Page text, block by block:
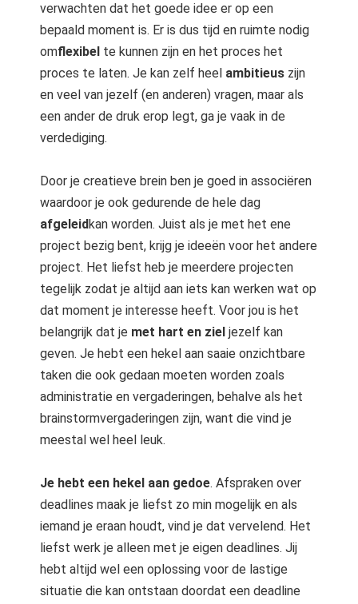
verwachten dat het goede idee er op een
bepaald moment is. Er is dus tijd en ruimte nodig
omflexibel te kunnen zijn en het proces het
proces te laten. Je kan zelf heel ambitieus zijn
en veel van jezelf (en anderen) vragen, maar als
een ander de druk erop legt, ga je vaak in de
verdediging.
Door je creatieve brein ben je goed in associëren
waardoor je ook gedurende de hele dag
afgeleidkan worden. Juist als je met het ene
project bezig bent, krijg je ideeën voor het andere
project. Het liefst heb je meerdere projecten
tegelijk zodat je altijd aan iets kan werken wat op
dat moment je interesse heeft. Voor jou is het
belangrijk dat je met hart en ziel jezelf kan
geven. Je hebt een hekel aan saaie onzichtbare
taken die ook gedaan moeten worden zoals
administratie en vergaderingen, behalve als het
brainstormvergaderingen zijn, want die vind je
meestal wel heel leuk.
Je hebt een hekel aan gedoe. Afspraken over
deadlines maak je liefst zo min mogelijk en als
iemand je eraan houdt, vind je dat vervelend. Het
liefst werk je alleen met je eigen deadlines. Jij
hebt altijd wel een oplossing voor de lastige
situatie die kan ontstaan doordat een deadline